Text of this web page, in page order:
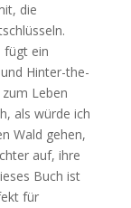
die
fügt ein
Hinter-the-
Leben
als würde ich
Wald gehen,
auf, ihre
Buch ist
für